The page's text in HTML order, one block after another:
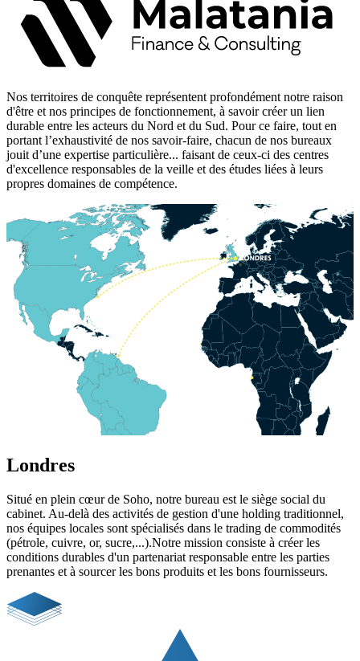
Nos territoires de conquête représentent profondément notre raison
d'être et nos principes de fonctionnement, à savoir créer un lien
durable entre les acteurs du Nord et du Sud. Pour ce faire, tout en
portant l’exhaustivité de nos savoir-faire, chacun de nos bureaux
jouit d’une expertise particulière... faisant de ceux-ci des centres
d'excellence responsables de la veille et des études liées à leurs
propres domaines de compétence.
Londres
Situé en plein cœur de Soho, notre bureau est le siège social du
cabinet. Au-delà des activités de gestion d'une holding traditionnel,
nos équipes locales sont spécialisés dans le trading de commodités
(pétrole, cuivre, or, sucre,...).Notre mission consiste à créer les
conditions durables d'un partenariat responsable entre les parties
prenantes et à sourcer les bons produits et les bons fournisseurs.